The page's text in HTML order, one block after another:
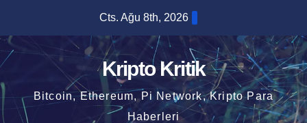
content
Cts. Ağu 8th, 2026
Kripto Kritik
Bitcoin, Ethereum, Pi Network, Kripto Para
Haberleri